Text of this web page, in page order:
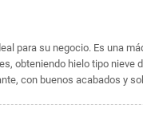
para su negocio. Es una
obteniendo hielo tipo nieve
con buenos acabados y